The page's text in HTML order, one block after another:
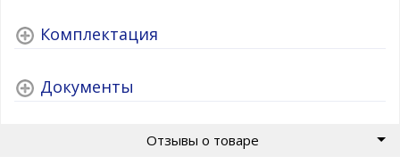
Комплектация
Документы
Отзывы о товаре